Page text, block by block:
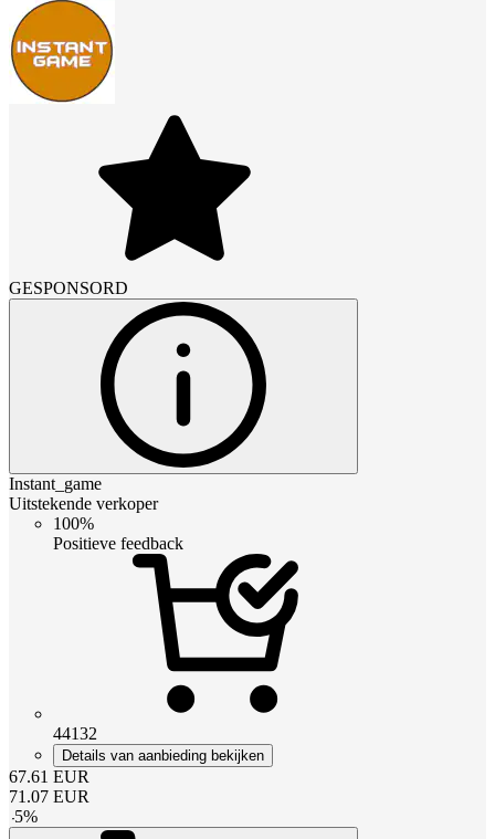
GESPONSORD
Instant_game
Uitstekende verkoper
100%
Positieve feedback
44132
Details van aanbieding bekijken
67.61 EUR
71.07 EUR
-5%